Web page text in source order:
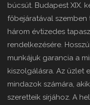
búcsút. Budapest XIX.
főbejáratával
három évtizedes
rendelkezésére.
munkájuk garancia a
kiszolgálásra. Az üzlet
mindazok számára,
szeretteik sírjához. A